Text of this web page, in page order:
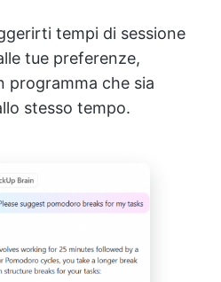
tempi di sessione
tue preferenze,
programma che sia
stesso tempo.